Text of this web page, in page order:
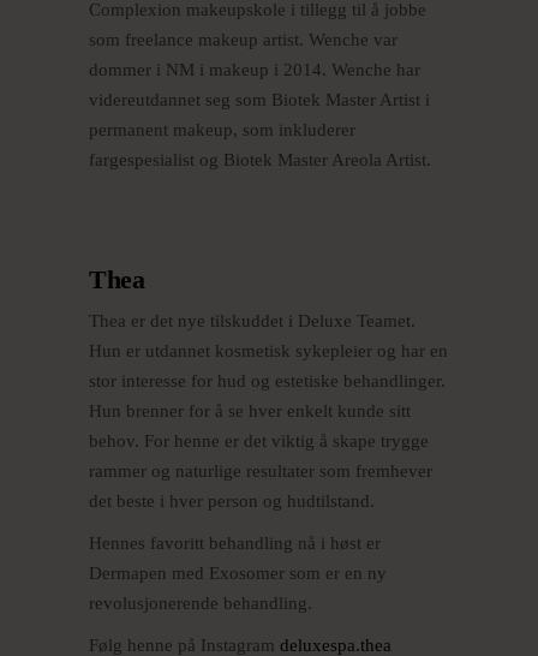
Complexion makeupskole i tillegg til å jobbe
som freelance makeup artist. Wenche var
dommer i NM i makeup i 2014. Wenche har
videreutdannet seg som Biotek Master Artist i
permanent makeup, som inkluderer
fargespesialist og Biotek Master Areola Artist.
Thea
Thea er det nye tilskuddet i Deluxe Teamet.
Hun er utdannet kosmetisk sykepleier og har en
stor interesse for hud og estetiske behandlinger.
Hun brenner for å se hver enkelt kunde sitt
behov. For henne er det viktig å skape trygge
rammer og naturlige resultater som fremhever
det beste i hver person og hudtilstand.
Hennes favoritt behandling nå i høst er
Dermapen med Exosomer som er en ny
revolusjonerende behandling.
Følg henne på Instagram deluxespa.thea